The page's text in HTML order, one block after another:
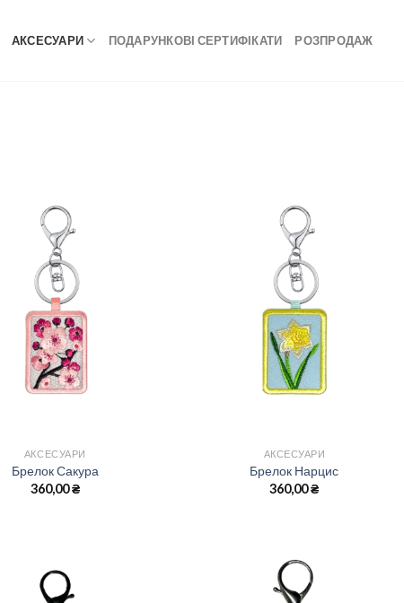
АКСЕСУАРИ ПОДАРУНКОВІ СЕРТИФІКАТИ РОЗПРОДАЖ
АКСЕСУАРИ
Брелок Сакура
360,00₴
АКСЕСУАРИ
Брелок Нарцис
360,00₴